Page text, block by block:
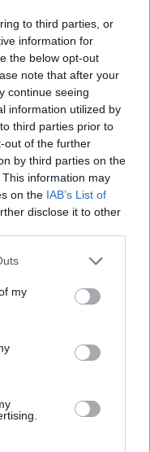
to third parties, or
information for
the below opt-out
note that after your
continue seeing
information utilized by
third parties prior to
out of the further
by third parties on the
This information may
on the IAB’s List of
disclose it to other
my